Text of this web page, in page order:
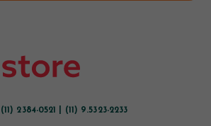
(11) 2384-0521 | (11) 9.5323-2233